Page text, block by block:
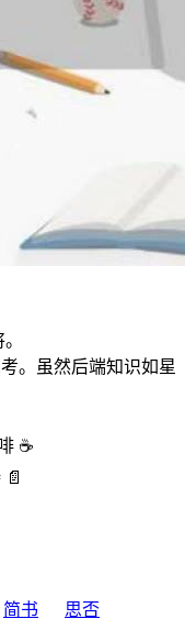
。虽然后端知识如星
☕️
简书
思否